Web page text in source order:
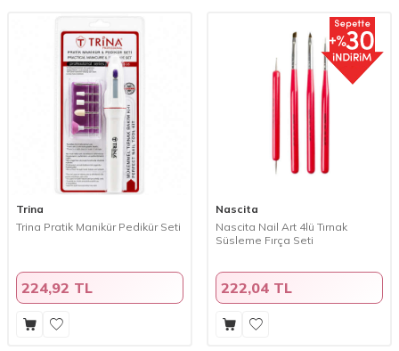
Trina
Trina Pratik Manikür Pedikür Seti
224,92 TL
Nascita
Nascita Nail Art 4lü Tırnak
Süsleme Fırça Seti
222,04 TL